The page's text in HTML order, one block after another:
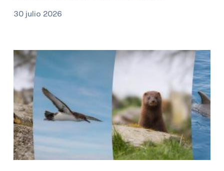
30 julio 2026